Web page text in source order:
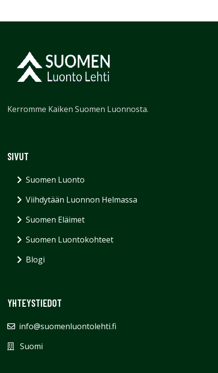
Kerromme Kaiken Suomen Luonnosta.
SIVUT
Suomen Luonto
Viihdytään Luonnon Helmassa
Suomen Eläimet
Suomen Luontokohteet
Blogi
YHTEYSTIEDOT
info@suomenluontolehti.fi
Suomi